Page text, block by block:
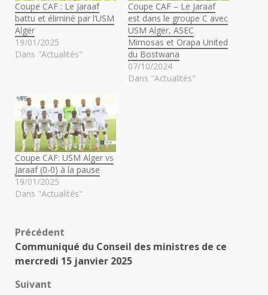
Coupe CAF : Le Jaraaf
battu et éliminé par l’USM
Alger
19/01/2025
Dans "Actualités"
Coupe CAF – Le Jaraaf
est dans le groupe C avec
USM Alger, ASEC
Mimosas et Orapa United
du Bostwana
07/10/2024
Dans "Actualités"
Coupe CAF: USM Alger vs
Jaraaf (0-0) à la pause
19/01/2025
Dans "Actualités"
Navigation
d’article
Précédent
Communiqué du Conseil des ministres de ce
mercredi 15 janvier 2025
Suivant